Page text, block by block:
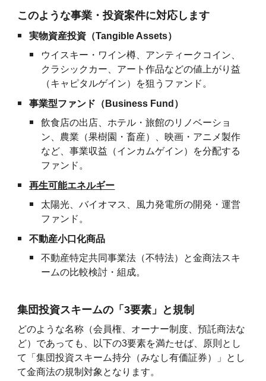
このような事業・投資案件に対応します
実物資産投資（Tangible Assets）
ウイスキー・ワイン樽、アンティークコイン、
クラシックカー、アート作品などの値上がり益
（キャピタルゲイン）を狙うファンド。
事業型ファンド（Business Fund）
飲食店の出店、ホテル・旅館のリノベーショ
ン、農業（果樹園・畜産）、映画・アニメ製作
など、事業収益（インカムゲイン）を分配する
ファンド。
再生可能エネルギー
太陽光、バイオマス、風力発電所の開発・運営
ファンド。
不動産小口化商品
不動産特定共同事業法（不特法）と金商法スキ
ームの比較検討・組成。
集団投資スキームの「3要素」と規制
どのような名称（会員権、オーナー制度、預託商法な
ど）であっても、以下の3要素を満たせば、原則とし
て「集団投資スキーム持分（みなし有価証券）」とし
て金商法の規制対象となります。